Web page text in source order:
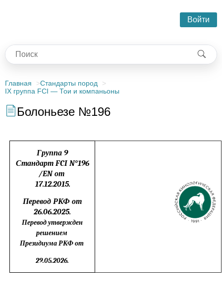
Войти
Главная
Стандарты пород
IX группа FCI — Тои и компаньоны
Болоньезе №196
Группа 9
Стандарт FCI N°196
/EN от
17.12.2015.
Перевод РКФ от
26.06.2025.
Перевод утвержден
решением
Президиума РКФ от
29.05.2026.